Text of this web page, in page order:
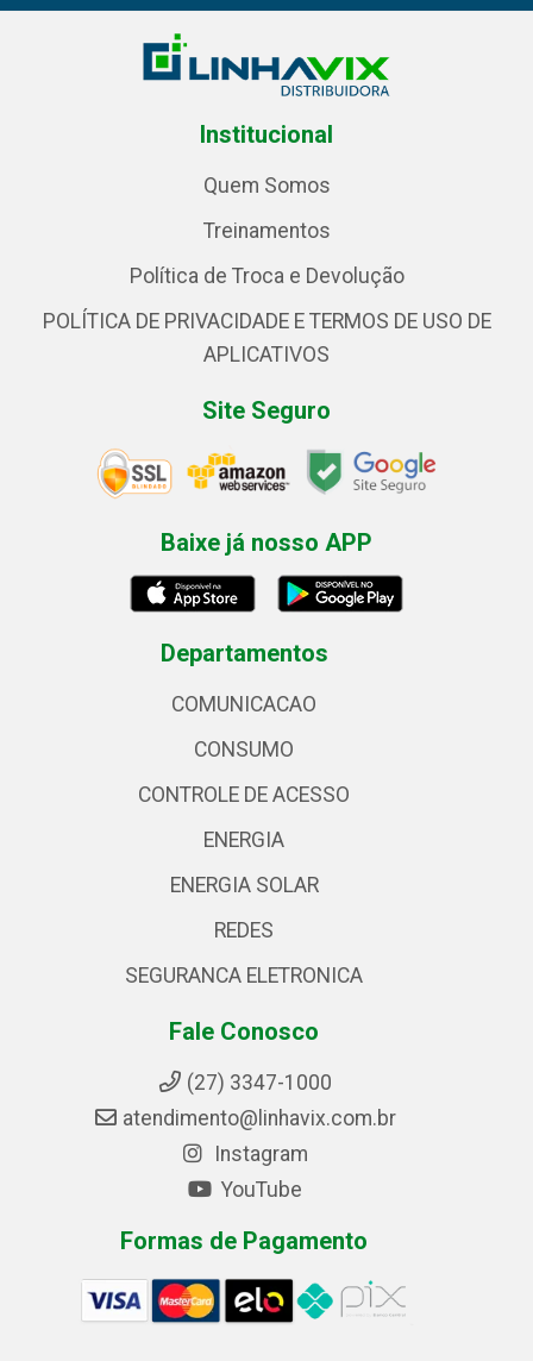
Institucional
Quem Somos
Treinamentos
Política de Troca e Devolução
POLÍTICA DE PRIVACIDADE E TERMOS DE USO DE
APLICATIVOS
Site Seguro
Baixe já nosso APP
Departamentos
COMUNICACAO
CONSUMO
CONTROLE DE ACESSO
ENERGIA
ENERGIA SOLAR
REDES
SEGURANCA ELETRONICA
Fale Conosco
(27) 3347-1000
atendimento@linhavix.com.br
Instagram
YouTube
Formas de Pagamento